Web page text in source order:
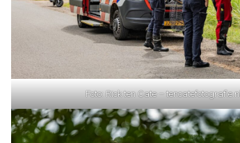
Foto: Rick ten Cate – tencatefotografie.nl